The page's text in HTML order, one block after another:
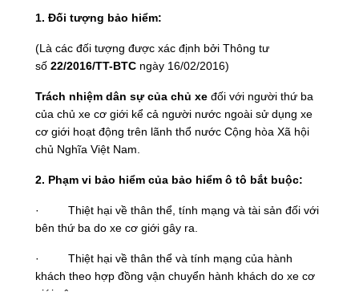
1. Đối tượng bảo hiểm:
(Là các đối tượng được xác định bởi Thông tư
số 22/2016/TT-BTCngày 16/02/2016)
Trách nhiệm dân sự của chủ xeđối với người thứ ba
của chủ xe cơ giới kể cả người nước ngoài sử dụng xe
cơ giới hoạt động trên lãnh thổ nước Cộng hòa Xã hội
chủ Nghĩa Việt Nam.
2. Phạm vi bảo hiểm của bảo hiểm ô tô bắt buộc:
· Thiệt hại về thân thể, tính mạng và tài sản đối với
bên thứ ba do xe cơ giới gây ra.
· Thiệt hại về thân thể và tính mạng của hành
khách theo hợp đồng vận chuyển hành khách do xe cơ